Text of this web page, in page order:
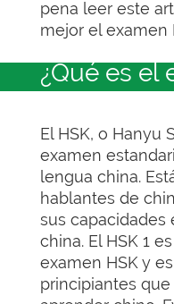
pena leer este
mejor el examen
¿Qué es el
El HSK, o Hanyu
examen
lengua china.
hablantes de
sus capacidades
china. El HSK 1
examen HSK y
principiantes